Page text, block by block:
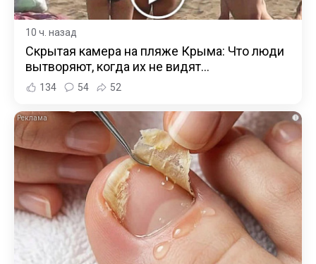
10 ч. назад
Скрытая камера на пляже Крыма: Что люди
вытворяют, когда их не видят...
134 54 52
i